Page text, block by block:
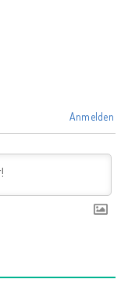
Anmelden